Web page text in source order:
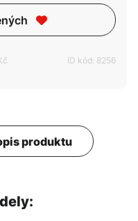
ID kód: 8256
produktu